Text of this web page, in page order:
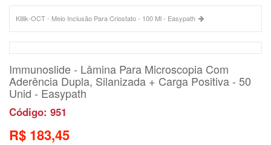
Killik-OCT - Meio Inclusão Para Criostato - 100 Ml - Easypath
Immunoslide - Lâmina Para Microscopia Com
Aderência Dupla, Silanizada + Carga Positiva - 50
Unid - Easypath
Código: 951
R$ 183,45